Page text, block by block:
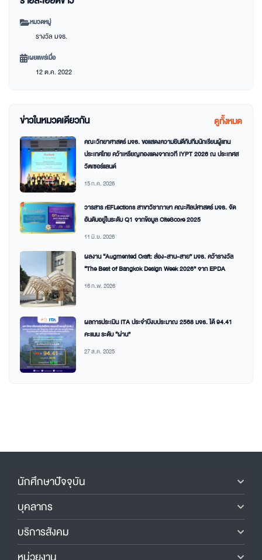
หมวดหมู่
รางวัล มจธ.
เผยแพร่เมื่อ
12 ต.ค. 2022
ข่าวในหมวดเดียวกัน ดูทั้งหมด
คณะวิทยาศาสตร์ มจธ. ขอแสดงความยินดีกับทีมนักเรียนผู้แทน
ประเทศไทย คว้าเหรียญทองแดงจากเวที IYPT 2026 ณ ประเทศส
วิตเซอร์แลนด์
15 ก.ค. 2026
วารสาร rEFLections สาขาวิชาภาษา คณะศิลปศาสตร์ มจธ. จัด
อันดับอยู่ในระดับ Q1 จากข้อมูล CiteScore 2025
11 มิ.ย. 2026
ผลงาน “Augmented Craft: ส่อง-สาน-สาย” มจธ. คว้ารางวัล
“The Best of Bangkok Design Week 2026” จาก EPDA
16 ก.พ. 2026
ผลการประเมิน ITA ประจำปีงบประมาณ 2568 มจธ. ได้ 94.41
คะแนน ระดับ “ผ่าน”
27 ส.ค. 2025
นักศึกษาปัจจุบัน
บุคลากร
บริการสังคม